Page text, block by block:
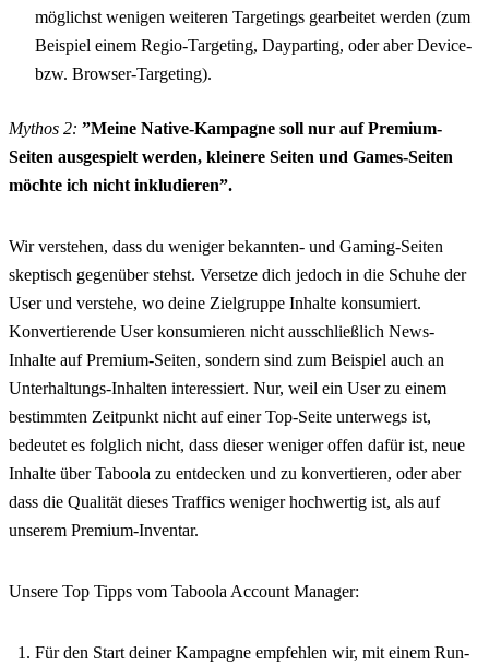
möglichst wenigen weiteren Targetings gearbeitet werden (zum
Beispiel einem Regio-Targeting, Dayparting, oder aber Device-
bzw. Browser-Targeting).
Mythos 2: ”Meine Native-Kampagne soll nur auf Premium-
Seiten ausgespielt werden, kleinere Seiten und Games-Seiten
möchte ich nicht inkludieren”.
Wir verstehen, dass du weniger bekannten- und Gaming-Seiten
skeptisch gegenüber stehst. Versetze dich jedoch in die Schuhe der
User und verstehe, wo deine Zielgruppe Inhalte konsumiert.
Konvertierende User konsumieren nicht ausschließlich News-
Inhalte auf Premium-Seiten, sondern sind zum Beispiel auch an
Unterhaltungs-Inhalten interessiert. Nur, weil ein User zu einem
bestimmten Zeitpunkt nicht auf einer Top-Seite unterwegs ist,
bedeutet es folglich nicht, dass dieser weniger offen dafür ist, neue
Inhalte über Taboola zu entdecken und zu konvertieren, oder aber
dass die Qualität dieses Traffics weniger hochwertig ist, als auf
unserem Premium-Inventar.
Unsere Top Tipps vom Taboola Account Manager:
Für den Start deiner Kampagne empfehlen wir, mit einem Run-